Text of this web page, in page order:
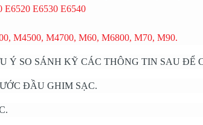
E6520 E6530 E6540
M4500, M4700, M60, M6800, M70, M90.
Ý SO SÁNH KỸ CÁC THÔNG TIN SAU ĐỂ
ĐẦU GHIM SẠC.